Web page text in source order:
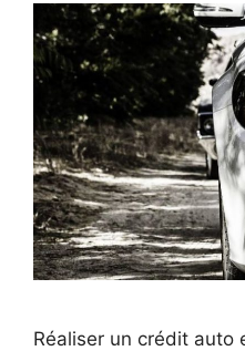
Réaliser un crédit auto